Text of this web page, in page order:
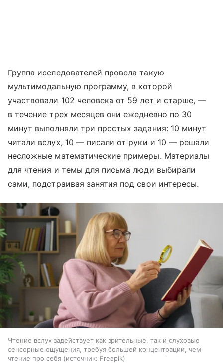
Группа исследователей провела такую
мультимодальную программу, в которой
участвовали 102 человека от 59 лет и старше, —
в течение трех месяцев они ежедневно по 30
минут выполняли три простых задания: 10 минут
читали вслух, 10 — писали от руки и 10 — решали
несложные математические примеры. Материалы
для чтения и темы для письма люди выбирали
сами, подстраивая занятия под свои интересы.
Чтение вслух задействует как зрительные, так и слуховые
сенсорные ощущения, требуя большей концентрации, чем
чтение про себя
источник: Freepik